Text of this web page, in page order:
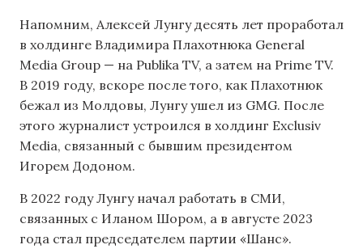
Напомним, Алексей Лунгу десять лет проработал
в холдинге Владимира Плахотнюка General
Media Group — на Publika TV, а затем на Prime TV.
В 2019 году, вскоре после того, как Плахотнюк
бежал из Молдовы, Лунгу ушел из GMG. После
этого журналист устроился в холдинг Exclusiv
Media, связанный с бывшим президентом
Игорем Додоном.
В 2022 году Лунгу начал работать в СМИ,
связанных с Иланом Шором, а в августе 2023
года стал председателем партии «Шанс».